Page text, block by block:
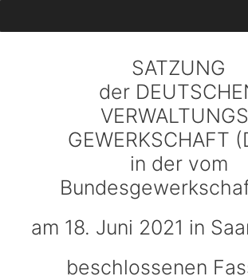
SATZUNG
der
GEWERKSCHAFT
in der vom
am 18. Juni 2021 in
beschlossenen